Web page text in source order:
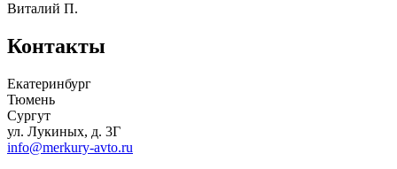
Виталий П.
Контакты
Екатеринбург
Тюмень
Сургут
ул. Лукиных, д. 3Г
info@merkury-avto.ru